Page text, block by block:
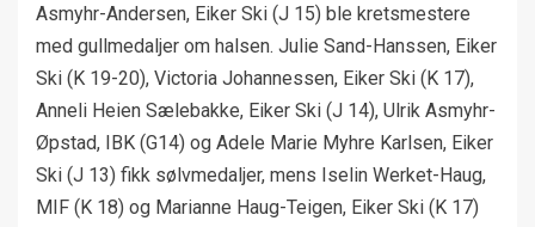
Asmyhr-Andersen, Eiker Ski (J 15) ble kretsmestere
med gullmedaljer om halsen. Julie Sand-Hanssen, Eiker
Ski (K 19-20), Victoria Johannessen, Eiker Ski (K 17),
Anneli Heien Sælebakke, Eiker Ski (J 14), Ulrik Asmyhr-
Øpstad, IBK (G14) og Adele Marie Myhre Karlsen, Eiker
Ski (J 13) fikk sølvmedaljer, mens Iselin Werket-Haug,
MIF (K 18) og Marianne Haug-Teigen, Eiker Ski (K 17)